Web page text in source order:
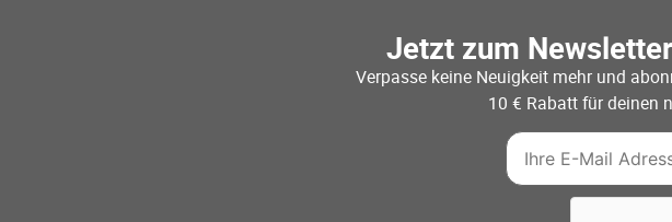
Jetzt zum
Verpasse keine Neuigkeit mehr und
10 € Rabatt für deinen